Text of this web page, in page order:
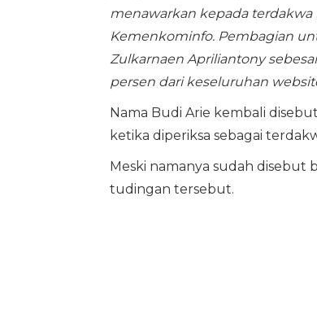
menawarkan kepada
Kemenkominfo. Pembagian
Zulkarnaen Apriliantony
persen dari keseluruhan
Nama Budi Arie kembali
ketika diperiksa sebagai
Meski namanya sudah disebut
tudingan tersebut.